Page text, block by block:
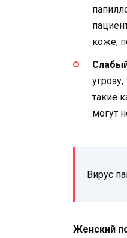
коже,
такие
могут
Вирус
Женский